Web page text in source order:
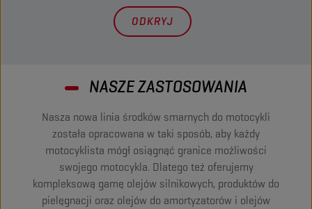
ODKRYJ
NASZE ZASTOSOWANIA
Nasza nowa linia środków smarnych do motocykli
została opracowana w taki sposób, aby każdy
motocyklista mógł osiągnąć granice możliwości
swojego motocykla. Dlatego też oferujemy
kompleksową gamę olejów silnikowych, produktów do
pielęgnacji oraz olejów do amortyzatorów i olejów